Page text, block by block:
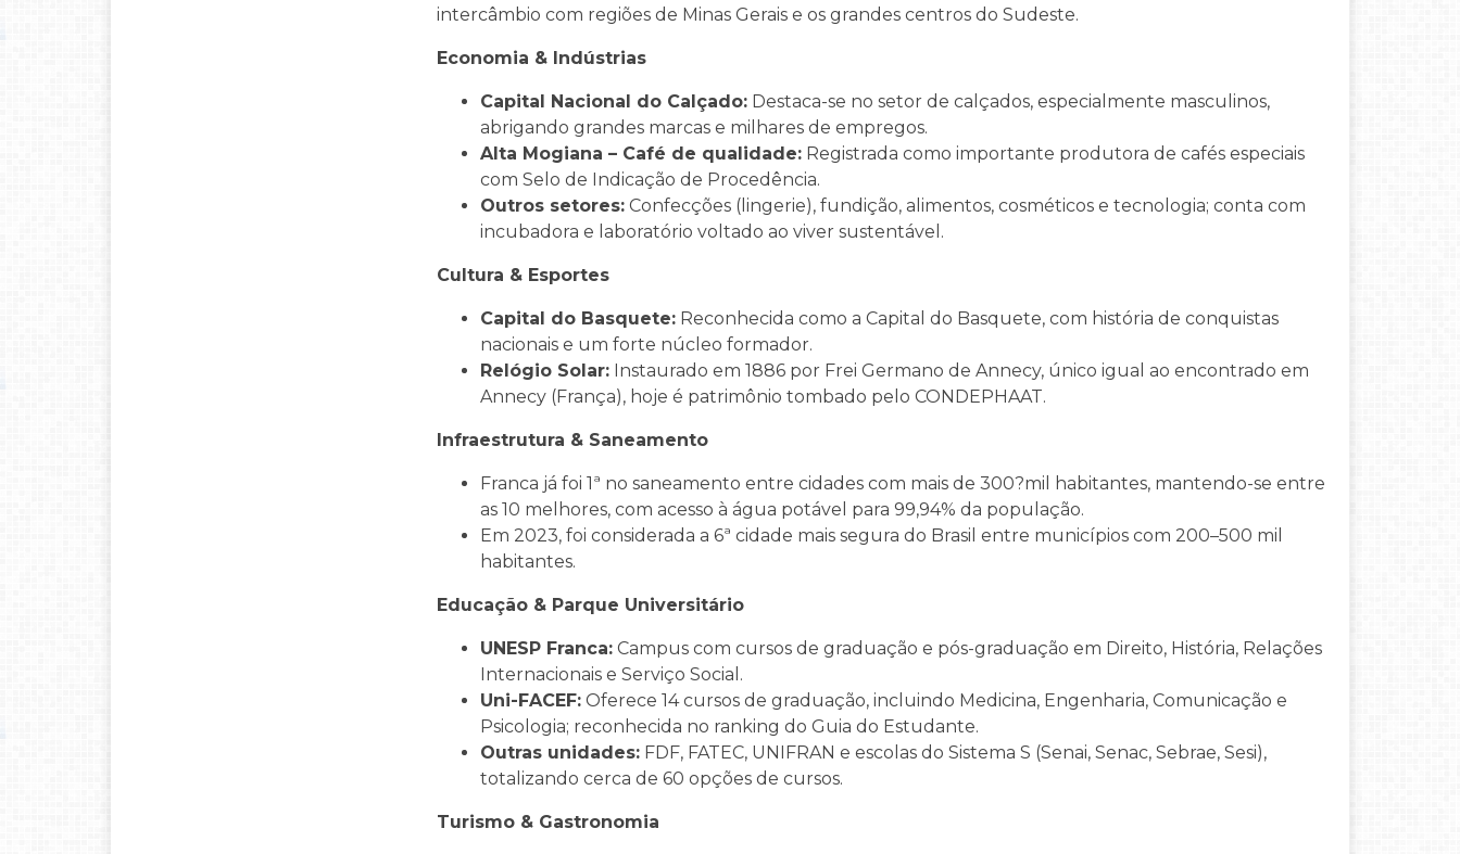
intercâmbio com regiões de Minas Gerais e os grandes centros do Sudeste.
Economia & Indústrias
Capital Nacional do Calçado: Destaca-se no setor de calçados, especialmente masculinos,
abrigando grandes marcas e milhares de empregos.
Alta Mogiana – Café de qualidade: Registrada como importante produtora de cafés especiais
com Selo de Indicação de Procedência.
Outros setores: Confecções (lingerie), fundição, alimentos, cosméticos e tecnologia; conta com
incubadora e laboratório voltado ao viver sustentável.
Cultura & Esportes
Capital do Basquete: Reconhecida como a Capital do Basquete, com história de conquistas
nacionais e um forte núcleo formador.
Relógio Solar: Instaurado em 1886 por Frei Germano de Annecy, único igual ao encontrado em
Annecy (França), hoje é patrimônio tombado pelo CONDEPHAAT.
Infraestrutura & Saneamento
Franca já foi 1ª no saneamento entre cidades com mais de 300?mil habitantes, mantendo-se entre
as 10 melhores, com acesso à água potável para 99,94% da população.
Em 2023, foi considerada a 6ª cidade mais segura do Brasil entre municípios com 200–500 mil
habitantes.
Educação & Parque Universitário
UNESP Franca: Campus com cursos de graduação e pós-graduação em Direito, História, Relações
Internacionais e Serviço Social.
Uni-FACEF: Oferece 14 cursos de graduação, incluindo Medicina, Engenharia, Comunicação e
Psicologia; reconhecida no ranking do Guia do Estudante.
Outras unidades: FDF, FATEC, UNIFRAN e escolas do Sistema S (Senai, Senac, Sebrae, Sesi),
totalizando cerca de 60 opções de cursos.
Turismo & Gastronomia